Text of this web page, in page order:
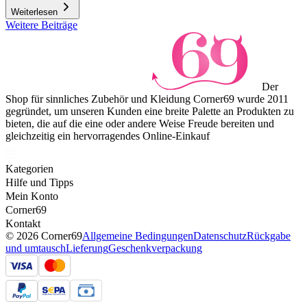
Weiterlesen
Weitere Beiträge
Der
Shop für sinnliches Zubehör und Kleidung Corner69 wurde 2011
gegründet, um unseren Kunden eine breite Palette an Produkten zu
bieten, die auf die eine oder andere Weise Freude bereiten und
gleichzeitig ein hervorragendes Online-Einkauf
Kategorien
Hilfe und Tipps
Mein Konto
Corner69
Kontakt
© 2026 Corner69Allgemeine BedingungenDatenschutzRückgabe
und umtauschLieferungGeschenkverpackung